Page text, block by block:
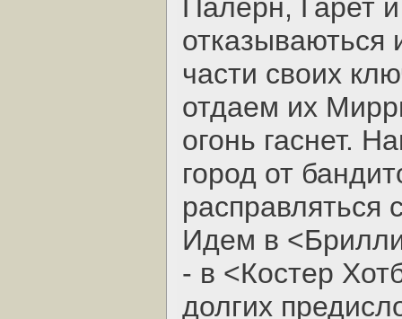
Палерн, Гарет
отказываються
части своих
отдаем их
огонь гаснет.
город от
расправляться
Идем в
- в <Костер
долгих